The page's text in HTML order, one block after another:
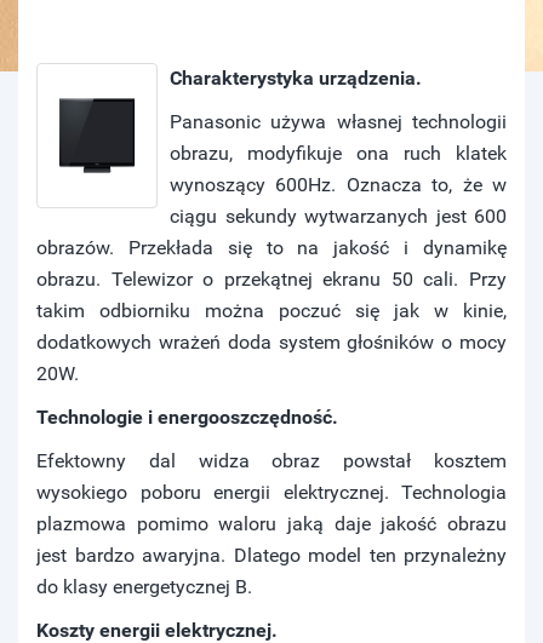
Charakterystyka urządzenia.
Panasonic używa własnej technologii
obrazu, modyfikuje ona ruch klatek
wynoszący 600Hz. Oznacza to, że w
ciągu sekundy wytwarzanych jest 600
obrazów. Przekłada się to na jakość i dynamikę
obrazu. Telewizor o przekątnej ekranu 50 cali. Przy
takim odbiorniku można poczuć się jak w kinie,
dodatkowych wrażeń doda system głośników o mocy
20W.
Technologie i energooszczędność.
Efektowny dal widza obraz powstał kosztem
wysokiego poboru energii elektrycznej. Technologia
plazmowa pomimo waloru jaką daje jakość obrazu
jest bardzo awaryjna. Dlatego model ten przynależny
do klasy energetycznej B.
Koszty energii elektrycznej.